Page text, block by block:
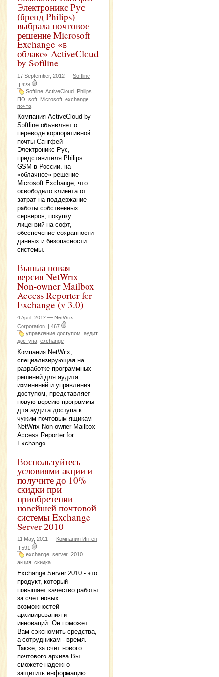
Электроникс Рус
(бренд Philips)
выбрала почтовое
решение Microsoft
Exchange «в
облаке» ActiveCloud
by Softline
17 September, 2012 — Softline
| 428
Softline ActiveCloud Philips
ПО soft Microsoft exchange
почта
Компания ActiveCloud by
Softline объявляет о
переводе корпоративной
почты Сангфей
Электроникс Рус,
представителя Philips
GSM в России, на
«облачное» решение
Microsoft Exchange, что
освободило клиента от
затрат на поддержание
работы собственных
серверов, покупку
лицензий на софт,
обеспечение сохранности
данных и безопасности
системы.
Вышла новая
версия NetWrix
Non-owner Mailbox
Access Reporter for
Exchange (v 3.0)
4 April, 2012 — NetWrix
Corporation | 467
управление доступом аудит
доступа exchange
Компания NetWrix,
специализирующая на
разработке программных
решений для аудита
изменений и управления
доступом, представляет
новую версию программы
для аудита доступа к
чужим почтовым ящикам
NetWrix Non-owner Mailbox
Access Reporter for
Exchange.
Воспользуйтесь
условиями акции и
получите до 10%
скидки при
приобретении
новейшей почтовой
системы Exchange
Server 2010
11 May, 2011 — Компания Интен
591
exchange server 2010
акция скидка
Exchange Server 2010 - это
продукт, который
повышает качество работы
за счет новых
возможностей
архивирования и
инноваций. Он поможет
Вам сэкономить средства,
а сотрудникам - время.
Также, за счет нового
почтового архива Вы
сможете надежно
защитить информацию.